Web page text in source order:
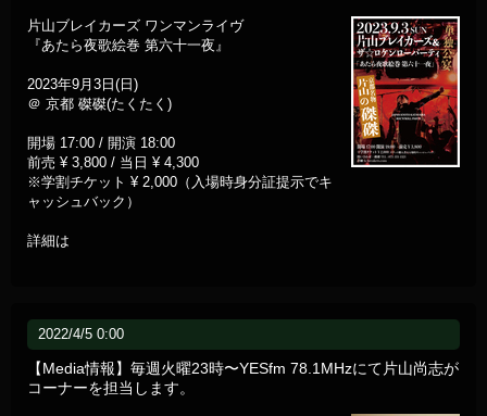
片山ブレイカーズ ワンマンライヴ
『あたら夜歌絵巻 第六十一夜』
2023年9月3日(日)
＠ 京都 磔磔(たくたく)
開場 17:00 / 開演 18:00
前売 ¥ 3,800 / 当日 ¥ 4,300
※学割チケット ¥ 2,000（入場時身分証提示でキ
ャッシュバック）
詳細は
2022/4/5 0:00
【Media情報】毎週火曜23時〜YESfm 78.1MHzにて片山尚志が
コーナーを担当します。